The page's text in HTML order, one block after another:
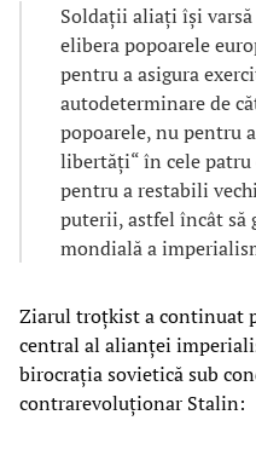
Soldații aliați își
elibera popoarele
pentru a asigura
autodeterminare de
popoarele, nu pentru
libertăți“ în cele
pentru a restabili
puterii, astfel încât să
mondială a
Ziarul troțkist a continuat
central al alianței
birocrația sovietică sub
contrarevoluționar Stalin: